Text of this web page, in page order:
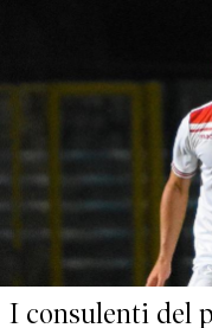
I consulenti del